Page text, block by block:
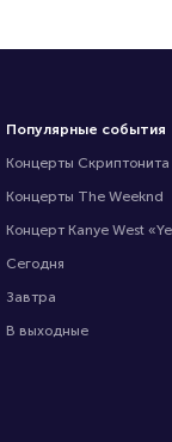
Популярные события
Концерты Скриптонита
Концерты The Weeknd
Концерт Kanye West
Сегодня
Завтра
В выходные